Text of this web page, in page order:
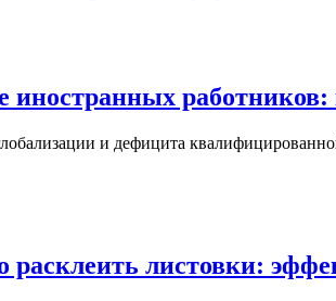
иностранных
и дефицита
расклеить листовки: